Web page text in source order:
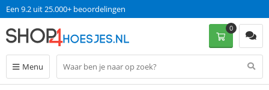
Op werkdagen voor 13:00 uur besteld, dinsdag in huis!
Een 9.2 uit 25.000+ beoordelingen
Menu
0